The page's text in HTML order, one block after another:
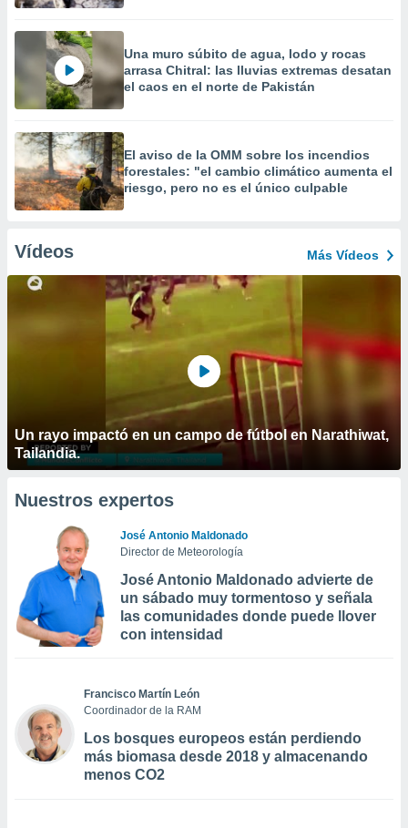
Una muro súbito de agua, lodo y rocas
arrasa Chitral: las lluvias extremas desatan
el caos en el norte de Pakistán
El aviso de la OMM sobre los incendios
forestales: "el cambio climático aumenta el
riesgo, pero no es el único culpable
Vídeos Más Vídeos
Un rayo impactó en un campo de fútbol en Narathiwat,
Tailandia.
Nuestros expertos
José Antonio Maldonado
Director de Meteorología
José Antonio Maldonado advierte de
un sábado muy tormentoso y señala
las comunidades donde puede llover
con intensidad
Francisco Martín León
Coordinador de la RAM
Los bosques europeos están perdiendo
más biomasa desde 2018 y almacenando
menos CO2